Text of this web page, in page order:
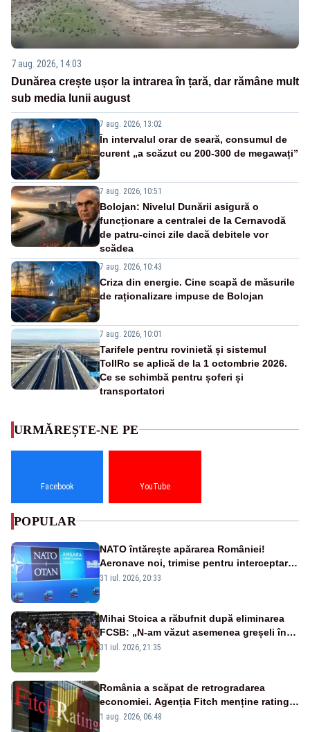
7 aug. 2026, 14:03
Dunărea crește ușor la intrarea în țară, dar rămâne mult
sub media lunii august
7 aug. 2026, 13:02
În intervalul orar de seară, consumul de
curent „a scăzut cu 200-300 de megawați”
7 aug. 2026, 10:51
Bolojan: Nivelul Dunării asigură o
funcționare a centralei de la Cernavodă
de patru-cinci zile dacă debitele vor
scădea
7 aug. 2026, 10:43
Criza din energie. Cine scapă de măsurile
de raționalizare impuse de Bolojan
7 aug. 2026, 10:01
Tarifele pentru rovinietă și sistemul
TollRo se aplică de la 1 octombrie 2026.
Ce se schimbă pentru șoferi și
transportatori
URMĂREȘTE-NE PE
Facebook YouTube
POPULAR
NATO întărește apărarea României!
Aeronave noi, trimise pentru interceptarea
și distrugerea dronelor
31 iul. 2026, 20:33
Mihai Stoica a răbufnit după eliminarea
FCSB: „N-am văzut asemenea greșeli în
190 de meciuri europene”
31 iul. 2026, 21:35
România a scăpat de retrogradarea
economiei. Agenția Fitch menține ratingul
„BBB-” cu perspectivă negativă
1 aug. 2026, 06:48